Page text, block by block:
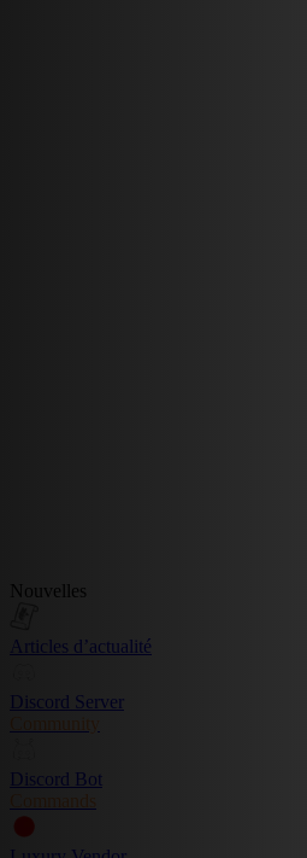
Nouvelles
Articles d’actualité
Discord Server
Community
Discord Bot